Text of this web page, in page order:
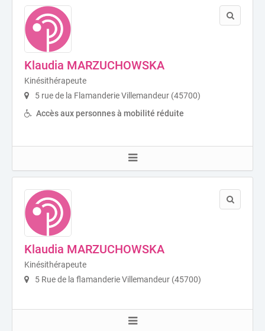
Klaudia MARZUCHOWSKA
Kinésithérapeute
5 rue de la Flamanderie Villemandeur (45700)
Accès aux personnes à mobilité réduite
Klaudia MARZUCHOWSKA
Kinésithérapeute
5 Rue de la flamanderie Villemandeur (45700)